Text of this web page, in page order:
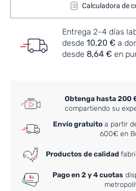
Calculadora de
Entrega 2-4 días
desde 10,20 € a
desde 8,64 € en
Obtenga hasta 200
compartiendo su
Envío gratuitoa partir
600€ en
Productos de calidad
Pago en 2 y 4 cuotas